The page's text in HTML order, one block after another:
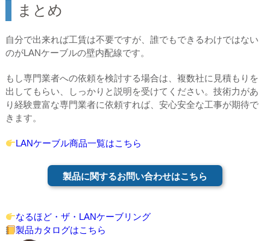
まとめ
自分で出来れば工賃は不要ですが、誰でもできるわけではない
のがLANケーブルの壁内配線です。
もし専門業者への依頼を検討する場合は、複数社に見積もりを
出してもらい、しっかりと説明を受けてください。技術力があ
り経験豊富な専門業者に依頼すれば、安心安全な工事が期待で
きます。
LANケーブル商品一覧はこちら
製品に関するお問い合わせはこちら
なるほど・ザ・LANケーブリング
製品カタログはこちら